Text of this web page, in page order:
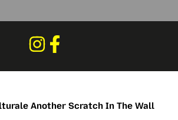
Another Scratch In The Wall